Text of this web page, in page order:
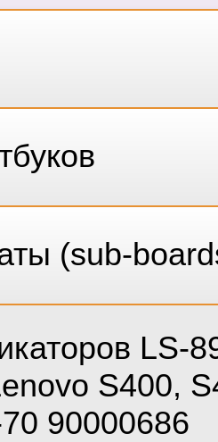
(sub-
LS-
S400,
90000686